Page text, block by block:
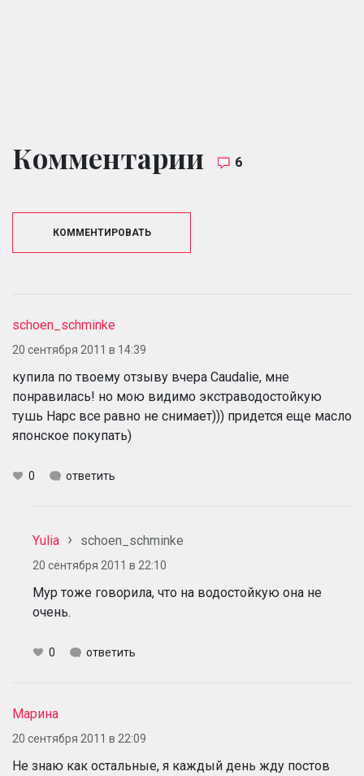
Комментарии 6
КОММЕНТИРОВАТЬ
schoen_schminke
20 сентября 2011 в 14:39
купила по твоему отзыву вчера Caudalie, мне
понравилась! но мою видимо экстраводостойкую
тушь Нарс все равно не снимает))) придется еще масло
японское покупать)
0 ответить
Yulia schoen_schminke
20 сентября 2011 в 22:10
Мур тоже говорила, что на водостойкую она не
очень.
0 ответить
Марина
20 сентября 2011 в 22:09
Не знаю как остальные, я каждый день жду постов